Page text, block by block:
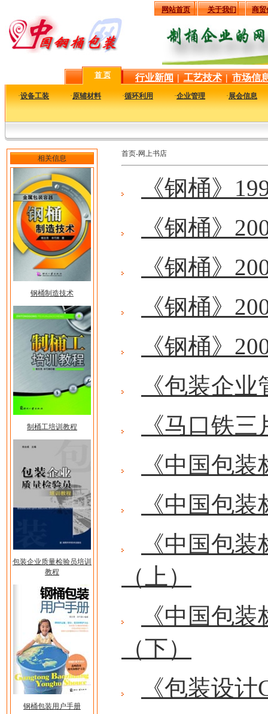
网站首页 关于我们 商贸
首 页 行业新闻 | 工艺技术 | 市场信
·设备工装 ·原辅材料 ·循环利用 ·企业管理 ·展会信息
相关信息
钢桶制造技术
制桶工培训教程
包装企业质量检验员培训
教程
钢桶包装用户手册
首页-网上书店
《钢桶》
《钢桶》
《钢桶》
《钢桶》
《钢桶》
《包装企
《马口铁
《中国包
《中国包
《中国包
（上）
《中国包
（下）
《包装设